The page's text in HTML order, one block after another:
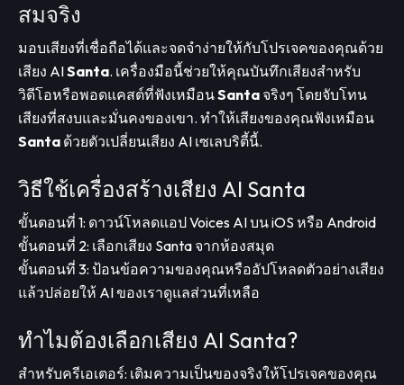
สมจริง
มอบเสียงที่เชื่อถือได้และจดจำง่ายให้กับโปรเจคของคุณด้วย
เสียง AISanta. เครื่องมือนี้ช่วยให้คุณบันทึกเสียงสำหรับ
วิดีโอหรือพอดแคสต์ที่ฟังเหมือนSanta จริงๆ โดยจับโทน
เสียงที่สงบและมั่นคงของเขา. ทำให้เสียงของคุณฟังเหมือน
Santa ด้วยตัวเปลี่ยนเสียง AI เซเลบริตี้นี้.
วิธีใช้เครื่องสร้างเสียง AI Santa
ขั้นตอนที่ 1: ดาวน์โหลดแอป Voices AI บน iOS หรือ Android
ขั้นตอนที่ 2: เลือกเสียง Santa จากห้องสมุด
ขั้นตอนที่ 3: ป้อนข้อความของคุณหรืออัปโหลดตัวอย่างเสียง
แล้วปล่อยให้ AI ของเราดูแลส่วนที่เหลือ
ทำไมต้องเลือกเสียง AI Santa?
สำหรับครีเอเตอร์: เติมความเป็นของจริงให้โปรเจคของคุณ